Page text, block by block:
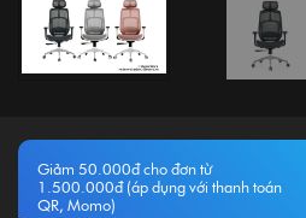
Giảm 50.000đ cho đơn từ
1.500.000đ (áp dụng với thanh toán
QR, Momo)